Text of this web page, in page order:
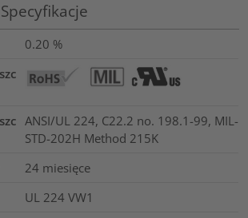
0.20 %
ANSI/UL 224, C22.2 no. 198.1-99, MIL-
STD-202H Method 215K
24 miesięce
UL 224 VW1